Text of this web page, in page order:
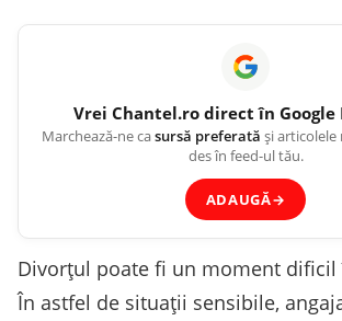
Vrei Chantel.rodirect în Google
Marchează-ne casursă preferată și articolele
des în feed-ul tău.
ADAUGĂ→
Divorțul poate fi un moment dificil
În astfel de situații sensibile,